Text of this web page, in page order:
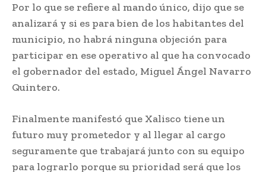
Por lo que se refiere al mando único, dijo que se
analizará y si es para bien de los habitantes del
municipio, no habrá ninguna objeción para
participar en ese operativo al que ha convocado
el gobernador del estado, Miguel Ángel Navarro
Quintero.
Finalmente manifestó que Xalisco tiene un
futuro muy prometedor y al llegar al cargo
seguramente que trabajará junto con su equipo
para lograrlo porque su prioridad será que los